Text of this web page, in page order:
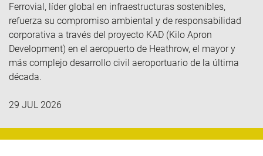
Ferrovial, líder global en infraestructuras sostenibles,
refuerza su compromiso ambiental y de responsabilidad
corporativa a través del proyecto KAD (Kilo Apron
Development) en el aeropuerto de Heathrow, el mayor y
más complejo desarrollo civil aeroportuario de la última
década.
29 JUL 2026